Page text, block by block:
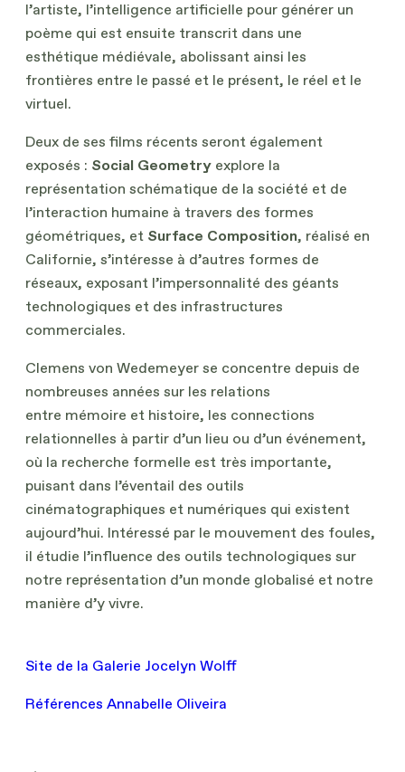
l’artiste, l’intelligence artificielle pour générer un
poème qui est ensuite transcrit dans une
esthétique médiévale, abolissant ainsi les
frontières entre le passé et le présent, le réel et le
virtuel.
Deux de ses films récents seront également
exposés : Social Geometry explore la
représentation schématique de la société et de
l’interaction humaine à travers des formes
géométriques, et Surface Composition, réalisé en
Californie, s’intéresse à d’autres formes de
réseaux, exposant l’impersonnalité des géants
technologiques et des infrastructures
commerciales.
Clemens von Wedemeyer se concentre depuis de
nombreuses années sur les relations
entre mémoire et histoire, les connections
relationnelles à partir d’un lieu ou d’un événement,
où la recherche formelle est très importante,
puisant dans l’éventail des outils
cinématographiques et numériques qui existent
aujourd’hui. Intéressé par le mouvement des foules,
il étudie l’influence des outils technologiques sur
notre représentation d’un monde globalisé et notre
manière d’y vivre.
Site de la Galerie Jocelyn Wolff
Références Annabelle Oliveira